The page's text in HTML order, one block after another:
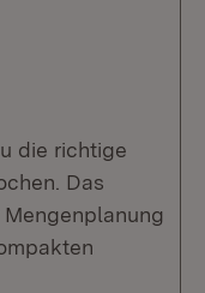
die richtige
Das